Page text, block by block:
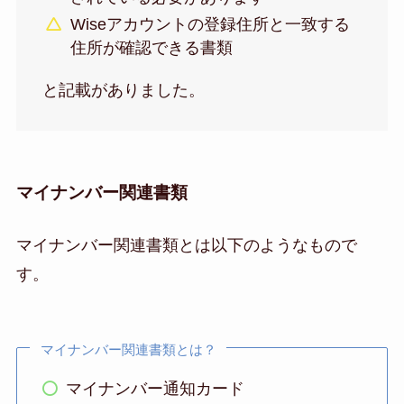
Wiseアカウントの登録住所と一致する
住所が確認できる書類
と記載がありました。
マイナンバー関連書類
マイナンバー関連書類とは以下のようなもので
す。
マイナンバー関連書類とは？
マイナンバー通知カード